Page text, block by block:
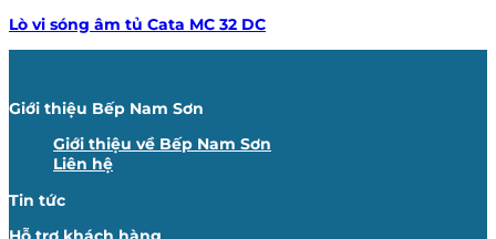
Lò vi sóng âm tủ Cata MC 32 DC
Giới thiệu Bếp Nam Sơn
Giới thiệu về Bếp Nam Sơn
Liên hệ
Tin tức